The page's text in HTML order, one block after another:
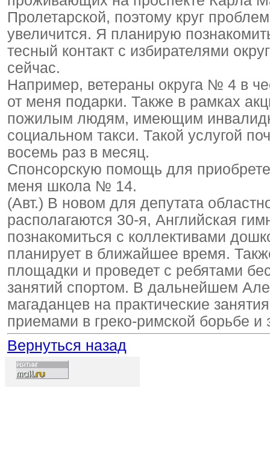
Пролетарской, поэтому круг
увеличится. Я планирую
тесный контакт с избирателями
сейчас.
Например, ветераны округа № 4 в
от меня подарки. Также в рамках
пожилым людям, имеющим
социальном такси. Такой услугой
восемь раз в месяц.
Спонсорскую помощь для
меня школа № 14.
(Авт.) В новом для депутата
располагаются 30-я, Английская
познакомиться с коллективами
планирует в ближайшее время.
площадки и проведет с ребятами
занятий спортом. В дальнейшем
магаданцев на практические
приемами в греко-римской борьбе и
Вернуться назад